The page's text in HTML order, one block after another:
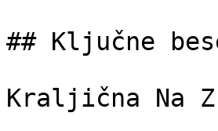
## Ključne
Kraljična Na